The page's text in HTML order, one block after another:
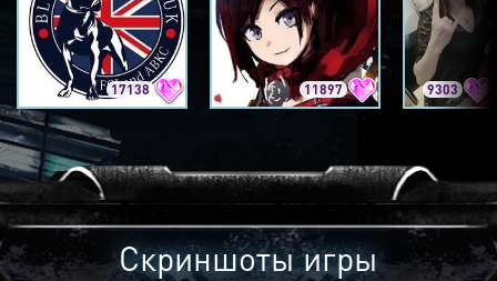
17138 11897 9303
Скриншоты игры